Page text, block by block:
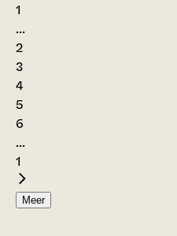
1
...
2
3
4
5
6
...
1
Meer